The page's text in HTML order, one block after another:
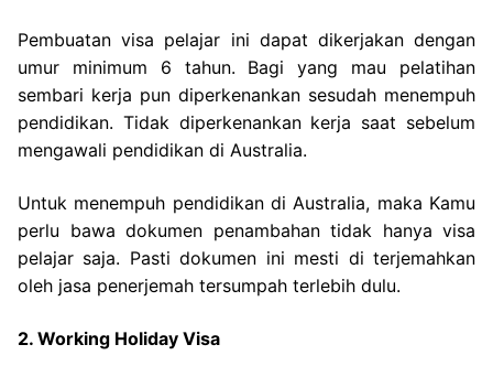
Pembuatan visa pelajar ini dapat dikerjakan dengan
umur minimum 6 tahun. Bagi yang mau pelatihan
sembari kerja pun diperkenankan sesudah menempuh
pendidikan. Tidak diperkenankan kerja saat sebelum
mengawali pendidikan di Australia.
Untuk menempuh pendidikan di Australia, maka Kamu
perlu bawa dokumen penambahan tidak hanya visa
pelajar saja. Pasti dokumen ini mesti di terjemahkan
oleh jasa penerjemah tersumpah terlebih dulu.
2. Working Holiday Visa